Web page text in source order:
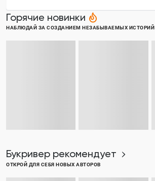
Горячие новинки
НАБЛЮДАЙ ЗА СОЗДАНИЕМ НЕЗАБЫВАЕМЫХ ИСТОРИЙ
Букривер рекомендует
ОТКРОЙ ДЛЯ СЕБЯ НОВЫХ АВТОРОВ